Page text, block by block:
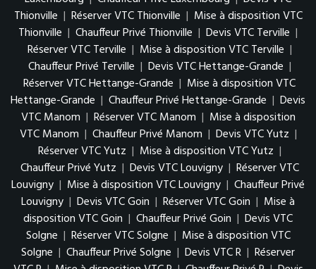
Thionville | Réserver VTC Thionville | Mise à disposition VTC
Thionville | Chauffeur Privé Thionville | Devis VTC Terville |
Réserver VTC Terville | Mise à disposition VTC Terville |
Chauffeur Privé Terville | Devis VTC Hettange-Grande |
Réserver VTC Hettange-Grande | Mise à disposition VTC
Hettange-Grande | Chauffeur Privé Hettange-Grande | Devis
VTC Manom | Réserver VTC Manom | Mise à disposition
VTC Manom | Chauffeur Privé Manom | Devis VTC Yutz |
Réserver VTC Yutz | Mise à disposition VTC Yutz |
Chauffeur Privé Yutz | Devis VTC Louvigny | Réserver VTC
Louvigny | Mise à disposition VTC Louvigny | Chauffeur Privé
Louvigny | Devis VTC Goin | Réserver VTC Goin | Mise à
disposition VTC Goin | Chauffeur Privé Goin | Devis VTC
Solgne | Réserver VTC Solgne | Mise à disposition VTC
Solgne | Chauffeur Privé Solgne | Devis VTC R | Réserver